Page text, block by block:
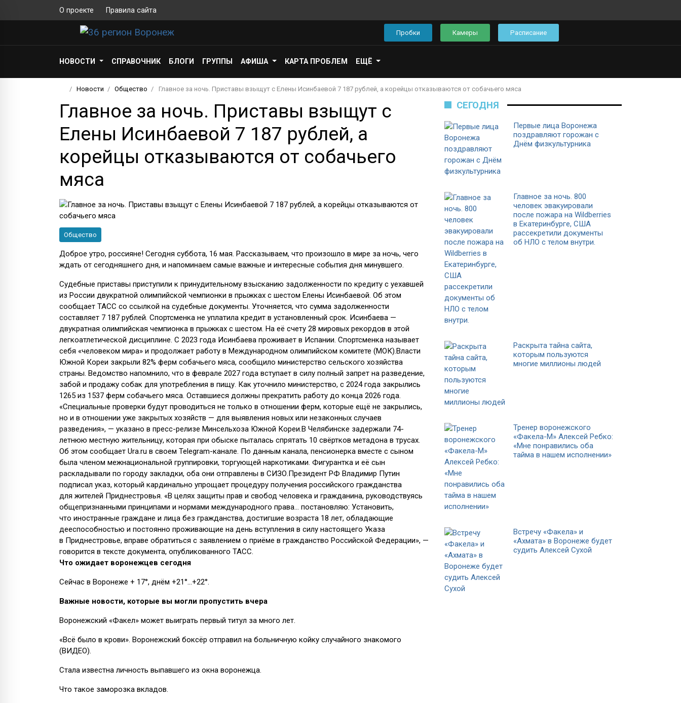
О проекте Правила сайта
Пробки Камеры Расписание
НОВОСТИ СПРАВОЧНИК БЛОГИ ГРУППЫ АФИША КАРТА ПРОБЛЕМ ЕЩЁ
Новости Общество Главное за ночь. Приставы взыщут с Елены Исинбаевой 7 187 рублей, а корейцы отказываются от собачьего мяса
Главное за ночь. Приставы взыщут с
Елены Исинбаевой 7 187 рублей, а
корейцы отказываются от собачьего
мяса
Общество
Доброе утро, россияне! Сегодня суббота, 16 мая. Рассказываем, что произошло в мире за ночь, чего
ждать от сегодняшнего дня, и напоминаем самые важные и интересные события дня минувшего.
Судебные приставы приступили к принудительному взысканию задолженности по кредиту с уехавшей
из России двукратной олимпийской чемпионки в прыжках с шестом Елены Исинбаевой. Об этом
сообщает ТАСС со ссылкой на судебные документы. Уточняется, что сумма задолженности
составляет 7 187 рублей. Спортсменка не уплатила кредит в установленный срок. Исинбаева —
двукратная олимпийская чемпионка в прыжках с шестом. На её счету 28 мировых рекордов в этой
легкоатлетической дисциплине. С 2023 года Исинбаева проживает в Испании. Спортсменка называет
себя «человеком мира» и продолжает работу в Международном олимпийском комитете (МОК).Власти
Южной Кореи закрыли 82% ферм собачьего мяса, сообщило министерство сельского хозяйства
страны. Ведомство напомнило, что в феврале 2027 года вступает в силу полный запрет на разведение,
забой и продажу собак для употребления в пищу. Как уточнило министерство, с 2024 года закрылись
1265 из 1537 ферм собачьего мяса. Оставшиеся должны прекратить работу до конца 2026 года.
«Специальные проверки будут проводиться не только в отношении ферм, которые ещё не закрылись,
но и в отношении уже закрытых хозяйств — для выявления новых или незаконных случаев
разведения», — указано в пресс-релизе Минсельхоза Южной Кореи.В Челябинске задержали 74-
летнюю местную жительницу, которая при обыске пыталась спрятать 10 свёртков метадона в трусах.
Об этом сообщает Ura.ru в своем Telegram-канале. По данным канала, пенсионерка вместе с сыном
была членом межнациональной группировки, торгующей наркотиками. Фигурантка и её сын
раскладывали по городу закладки, оба они отправлены в СИЗО.Президент РФ Владимир Путин
подписал указ, который кардинально упрощает процедуру получения российского гражданства
для жителей Приднестровья. «В целях защиты прав и свобод человека и гражданина, руководствуясь
общепризнанными принципами и нормами международного права… постановляю: Установить,
что иностранные граждане и лица без гражданства, достигшие возраста 18 лет, обладающие
дееспособностью и постоянно проживающие на день вступления в силу настоящего Указа
в Приднестровье, вправе обратиться с заявлением о приёме в гражданство Российской Федерации», —
говорится в тексте документа, опубликованного ТАСС.
Что ожидает воронежцев сегодня
Сейчас в Воронеже + 17°, днём +21°...+22°.
Важные новости, которые вы могли пропустить вчера
Воронежский «Факел» может выиграть первый титул за много лет.
«Всё было в крови». Воронежский боксёр отправил на больничную койку случайного знакомого
(ВИДЕО).
Стала известна личность выпавшего из окна воронежца.
Что такое заморозка вкладов.
СЕГОДНЯ
Первые лица Воронежа
поздравляют горожан с
Днём физкультурника
Главное за ночь. 800
человек эвакуировали
после пожара на Wildberries
в Екатеринбурге, США
рассекретили документы
об НЛО с телом внутри.
Раскрыта тайна сайта,
которым пользуются
многие миллионы людей
Тренер воронежского
«Факела-М» Алексей Ребко:
«Мне понравились оба
тайма в нашем исполнении»
Встречу «Факела» и
«Ахмата» в Воронеже будет
судить Алексей Сухой